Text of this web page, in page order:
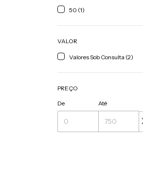
50 (1)
VALOR
Valores Sob Consulta (2)
PREÇO
De Até